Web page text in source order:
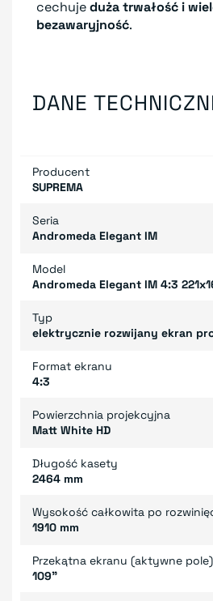
cechujeduża trwałość i
bezawaryjność.
DANE
Producent
SUPREMA
Seria
Andromeda Elegant IM
Model
Andromeda Elegant IM 4:3
Typ
elektrycznie rozwijany ekran
Format ekranu
4:3
Powierzchnia projekcyjna
Matt White HD
Długość kasety
2464 mm
Wysokość całkowita po
1910 mm
Przekątna ekranu (aktywne pole)
109"